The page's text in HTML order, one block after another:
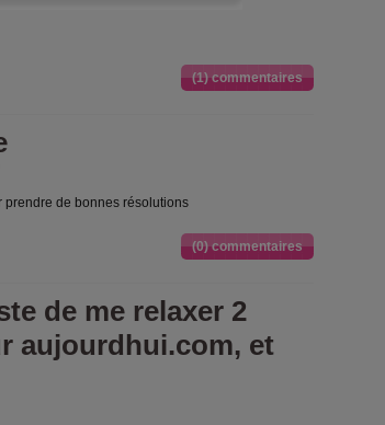
(1) commentaires
prendre de bonnes résolutions
(0) commentaires
de me relaxer 2
aujourdhui.com, et